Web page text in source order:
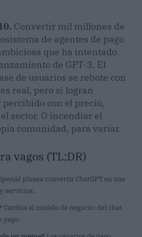
Convertir mil millones de
de agentes de pago
que ha intentado
de GPT-3. El
de usuarios se rebote con
real, pero si logran
con el precio,
sector. O incendiar el
comunidad, para variar.
vagos (TL;DR)
planea convertir ChatGPT en una
servicios.
Cambia el modelo de negocio: del chat
pago.